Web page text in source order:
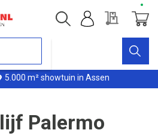
m² showtuin in Assen
Offerte
Palermo